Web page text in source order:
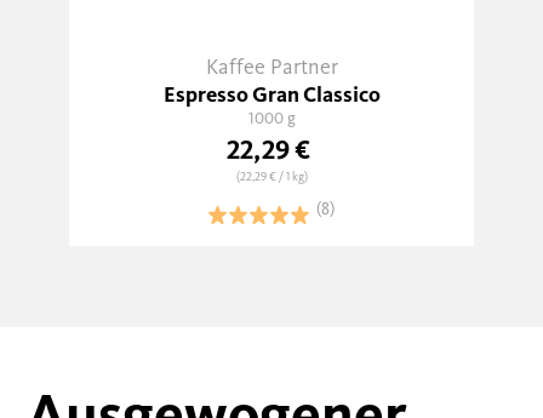
Kaffee Partner
Espresso Gran Classico
1000 g
22,29 €
(22,29 €/ 1 kg)
(8)